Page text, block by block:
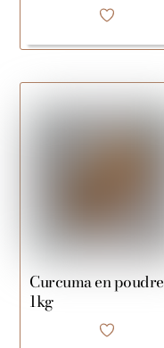
Curcuma en poudre
1kg